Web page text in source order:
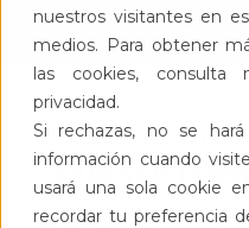
nuestros visitantes en
medios. Para obtener
las cookies, consulta
privacidad.
Si rechazas, no se
información cuando
usará una sola cookie
recordar tu preferencia
¿Qué es un
qué son